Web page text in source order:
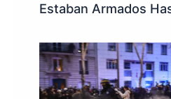
Estaban Armados